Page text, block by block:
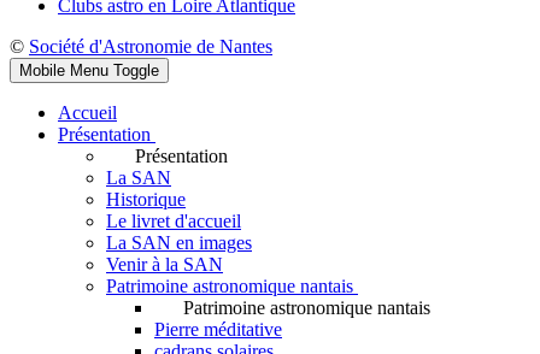
Clubs astro en Loire Atlantique
© Société d'Astronomie de Nantes
Mobile Menu Toggle
Accueil
Présentation
Présentation
La SAN
Historique
Le livret d'accueil
La SAN en images
Venir à la SAN
Patrimoine astronomique nantais
Patrimoine astronomique nantais
Pierre méditative